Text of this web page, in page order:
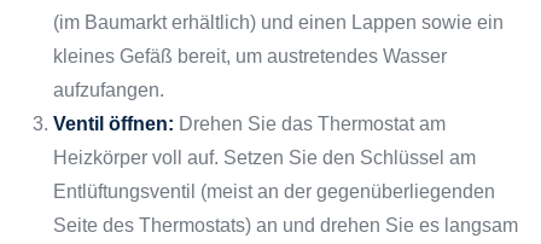
(im Baumarkt erhältlich) und einen Lappen sowie ein
kleines Gefäß bereit, um austretendes Wasser
aufzufangen.
Ventil öffnen: Drehen Sie das Thermostat am
Heizkörper voll auf. Setzen Sie den Schlüssel am
Entlüftungsventil (meist an der gegenüberliegenden
Seite des Thermostats) an und drehen Sie es langsam